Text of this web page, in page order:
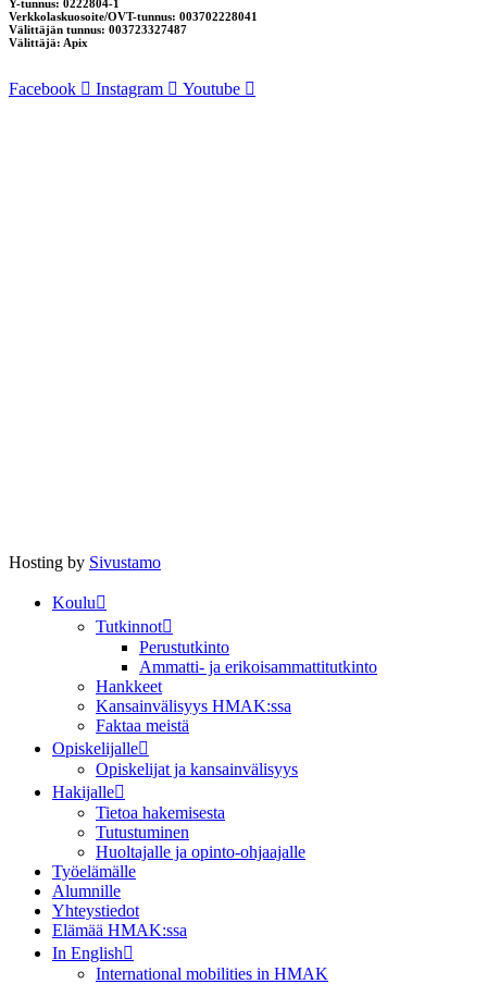
Y-tunnus: 0222804-1
Verkkolaskuosoite/OVT-tunnus: 003702228041
Välittäjän tunnus: 003723327487
Välittäjä: Apix
Facebook Instagram Youtube
Hosting by Sivustamo
Koulu
Tutkinnot
Perustutkinto
Ammatti- ja erikoisammattitutkinto
Hankkeet
Kansainvälisyys HMAK:ssa
Faktaa meistä
Opiskelijalle
Opiskelijat ja kansainvälisyys
Hakijalle
Tietoa hakemisesta
Tutustuminen
Huoltajalle ja opinto-ohjaajalle
Työelämälle
Alumnille
Yhteystiedot
Elämää HMAK:ssa
In English
International mobilities in HMAK